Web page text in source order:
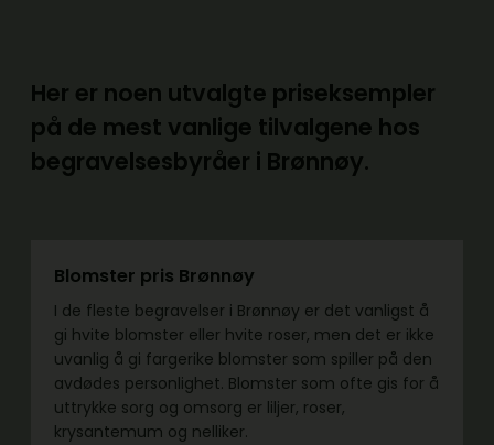
Her er noen utvalgte priseksempler
på de mest vanlige tilvalgene hos
begravelsesbyråer i Brønnøy.
Blomster pris Brønnøy
I de fleste begravelser i Brønnøy er det vanligst å
gi hvite blomster eller hvite roser, men det er ikke
uvanlig å gi fargerike blomster som spiller på den
avdødes personlighet. Blomster som ofte gis for å
uttrykke sorg og omsorg er liljer, roser,
krysantemum og nelliker.